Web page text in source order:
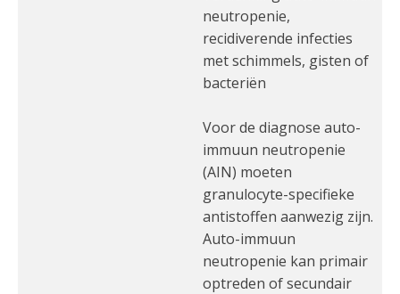
neutropenie,
recidiverende infecties
met schimmels, gisten of
bacteriën
Voor de diagnose auto-
immuun neutropenie
(AIN) moeten
granulocyte-specifieke
antistoffen aanwezig zijn.
Auto-immuun
neutropenie kan primair
optreden of secundair